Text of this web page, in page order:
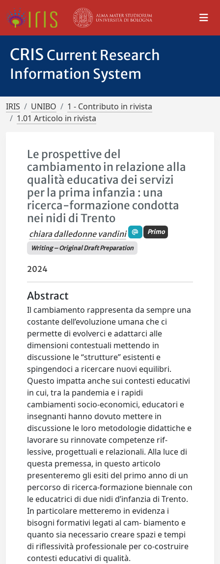
CRIS Current Research
Information System
IRIS UNIBO
1 - Contributo in rivista
1.01 Articolo in rivista
Le prospettive del
cambiamento in relazione alla
qualità educativa dei servizi
per la prima infanzia : una
ricerca-formazione condotta
nei nidi di Trento
chiara dalledonne vandini Primo
Writing – Original Draft Preparation
2024
Abstract
Il cambiamento rappresenta da sempre una
costante dell’evoluzione umana che ci
permette di evolverci e adattarci alle
dimensioni contestuali mettendo in
discussione le “strutture” esistenti e
spingendoci a ricercare nuovi equilibri.
Questo impatta anche sui contesti educativi
in cui, tra la pandemia e i rapidi
cambiamenti socio-economici, educatori e
insegnanti hanno dovuto mettere in
discussione le loro metodologie didattiche e
lavorare su rinnovate competenze rif-
lessive, progettuali e relazionali. Alla luce di
questa premessa, in questo articolo
presenteremo gli esiti del primo anno di un
percorso di ricerca-formazione biennale con
le educatrici di due nidi d’infanzia di Trento.
In particolare metteremo in evidenza i
bisogni formativi legati al cam- biamento e
quanto sia necessario creare spazi e tempi
di riflessività professionale per co-costruire
contesti educativi di qualità.